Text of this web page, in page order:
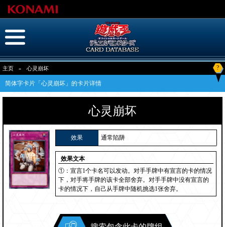
主页 » 心灵崩坏 ?
简体字卡片「心灵崩坏」的卡片详情
心灵崩坏
效果 通常陷阱
效果文本
①：宣言1个卡名可以发动。对手手牌中有宣言的卡的情况
下，对手将手牌的该卡全部舍弃。对手手牌中没有宣言的
卡的情况下，自己从手牌中随机挑选1张舍弃。